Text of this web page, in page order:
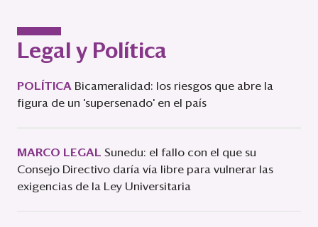
Legal y Política
POLÍTICA Bicameralidad: los riesgos que abre la
figura de un 'supersenado' en el país
MARCO LEGAL Sunedu: el fallo con el que su
Consejo Directivo daría vía libre para vulnerar las
exigencias de la Ley Universitaria